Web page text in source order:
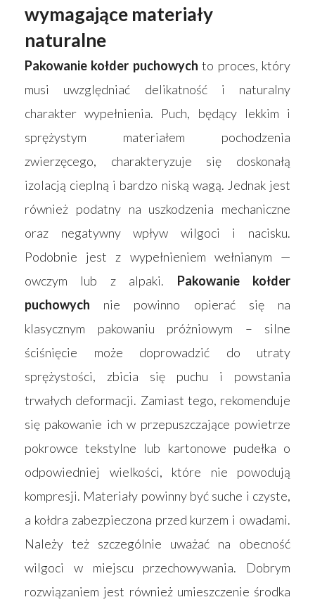
wymagające materiały
naturalne
Pakowanie kołder puchowych to proces, który
musi uwzględniać delikatność i naturalny
charakter wypełnienia. Puch, będący lekkim i
sprężystym materiałem pochodzenia
zwierzęcego, charakteryzuje się doskonałą
izolacją cieplną i bardzo niską wagą. Jednak jest
również podatny na uszkodzenia mechaniczne
oraz negatywny wpływ wilgoci i nacisku.
Podobnie jest z wypełnieniem wełnianym —
owczym lub z alpaki. Pakowanie kołder
puchowych nie powinno opierać się na
klasycznym pakowaniu próżniowym – silne
ściśnięcie może doprowadzić do utraty
sprężystości, zbicia się puchu i powstania
trwałych deformacji. Zamiast tego, rekomenduje
się pakowanie ich w przepuszczające powietrze
pokrowce tekstylne lub kartonowe pudełka o
odpowiedniej wielkości, które nie powodują
kompresji. Materiały powinny być suche i czyste,
a kołdra zabezpieczona przed kurzem i owadami.
Należy też szczególnie uważać na obecność
wilgoci w miejscu przechowywania. Dobrym
rozwiązaniem jest również umieszczenie środka